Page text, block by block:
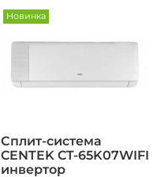
Новинка
Сплит-система
CENTEK CT-65K07WIFI
инвертор